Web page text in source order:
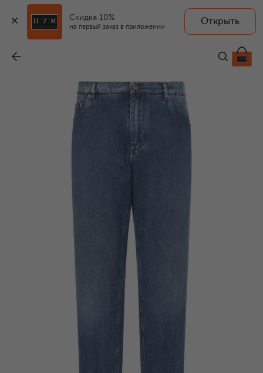
Скидка 10%
на первый заказ в приложении
Открыть
67 450 ₽